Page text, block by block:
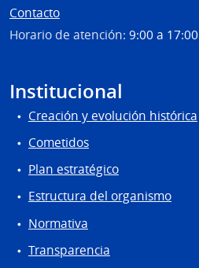
Contacto
Horario de atención: 9:00 a 17:00
Institucional
Creación y evolución histórica
Cometidos
Plan estratégico
Estructura del organismo
Normativa
Transparencia